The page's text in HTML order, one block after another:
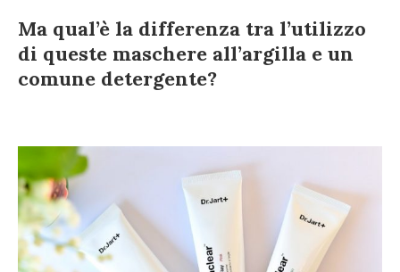
Ma qual’è la differenza tra l’utilizzo
di queste maschere all’argilla e un
comune detergente?